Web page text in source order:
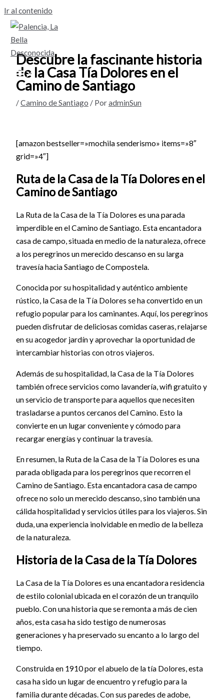
Ir al contenido
Descubre la fascinante historia
de la Casa Tía Dolores en el
Camino de Santiago
/Camino de Santiago / PoradminSun
[amazon bestseller=»mochila senderismo» items=»8″
grid=»4″]
Ruta de la Casa de la Tía Dolores en el
Camino de Santiago
La Ruta de la Casa de la Tía Dolores es una parada
imperdible en el Camino de Santiago. Esta encantadora
casa de campo, situada en medio de la naturaleza, ofrece
a los peregrinos un merecido descanso en su larga
travesía hacia Santiago de Compostela.
Conocida por su hospitalidad y auténtico ambiente
rústico, la Casa de la Tía Dolores se ha convertido en un
refugio popular para los caminantes. Aquí, los peregrinos
pueden disfrutar de deliciosas comidas caseras, relajarse
en su acogedor jardín y aprovechar la oportunidad de
intercambiar historias con otros viajeros.
Además de su hospitalidad, la Casa de la Tía Dolores
también ofrece servicios como lavandería, wifi gratuito y
un servicio de transporte para aquellos que necesiten
trasladarse a puntos cercanos del Camino. Esto la
convierte en un lugar conveniente y cómodo para
recargar energías y continuar la travesía.
En resumen, la Ruta de la Casa de la Tía Dolores es una
parada obligada para los peregrinos que recorren el
Camino de Santiago. Esta encantadora casa de campo
ofrece no solo un merecido descanso, sino también una
cálida hospitalidad y servicios útiles para los viajeros. Sin
duda, una experiencia inolvidable en medio de la belleza
de la naturaleza.
Historia de la Casa de la Tía Dolores
La Casa de la Tía Dolores es una encantadora residencia
de estilo colonial ubicada en el corazón de un tranquilo
pueblo. Con una historia que se remonta a más de cien
años, esta casa ha sido testigo de numerosas
generaciones y ha preservado su encanto a lo largo del
tiempo.
Construida en 1910 por el abuelo de la tía Dolores, esta
casa ha sido un lugar de encuentro y refugio para la
familia durante décadas. Con sus paredes de adobe,